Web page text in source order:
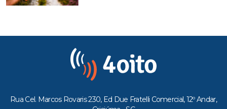
Rua Cel. Marcos Rovaris 230, Ed Due Fratelli Comercial, 12º Andar,